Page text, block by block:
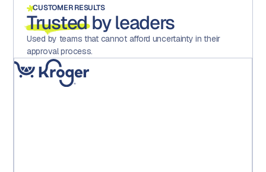
CUSTOMER RESULTS
Trustedby leaders
Used by teams that cannot afford uncertainty in their
approval process.